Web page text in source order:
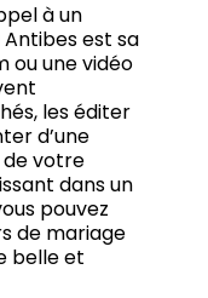
à un
est sa
ou une vidéo
les éditer
d’une
de votre
dans un
pouvez
de mariage
belle et